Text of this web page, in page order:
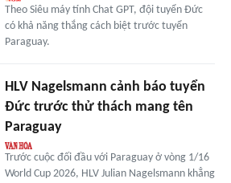
Theo Siêu máy tính Chat GPT, đội tuyển Đức
có khả năng thắng cách biệt trước tuyển
Paraguay.
HLV Nagelsmann cảnh báo tuyển
Đức trước thử thách mang tên
Paraguay
Trước cuộc đối đầu với Paraguay ở vòng 1/16
World Cup 2026, HLV Julian Nagelsmann khẳng